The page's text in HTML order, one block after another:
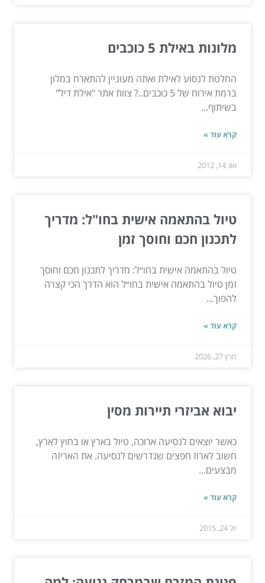
מלונות באילת 5 כוכבים
החלטת לנסוע לאילת ואתה מעוניין להתארח במלון
ברמת אירוח של 5 כוכבים..? צוות אתר "אילת דיל"
בשיתוף...
קרא עוד »
אוג 14, 2012
טיול בהתאמה אישית בחו"ל: מדריך
לתכנון חכם וחוסך זמן
טיול בהתאמה אישית בחו״ל: מדריך לתכנון חכם וחוסך
זמן טיול בהתאמה אישית בחו״ל הוא הדרך הכי קצרה
להפוך...
קרא עוד »
מרץ 27, 2026
יבוא אביזרי תיירות מסין
כאשר יוצאים לנסיעה ארוכה, טיול בארץ או בחוץ לארץ,
חשוב לארוז חפצים שנדרשים לנסיעה. את האריזה
מבצעים...
קרא עוד »
יול 24, 2015